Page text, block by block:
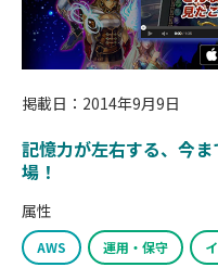
掲載日：2014年9月9日
記憶力が左右する、今
場！
属性
AWS 運用・保守